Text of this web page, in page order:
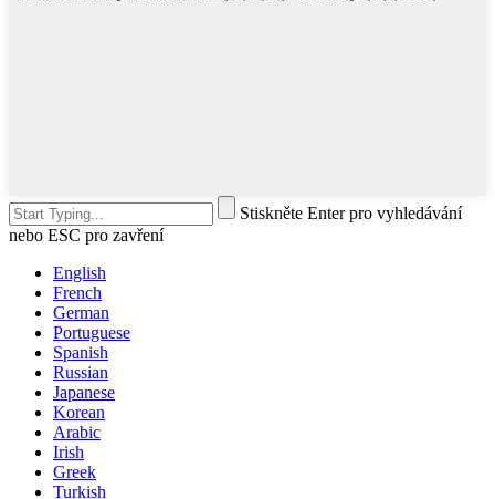
Stiskněte Enter pro vyhledávání
nebo ESC pro zavření
English
French
German
Portuguese
Spanish
Russian
Japanese
Korean
Arabic
Irish
Greek
Turkish